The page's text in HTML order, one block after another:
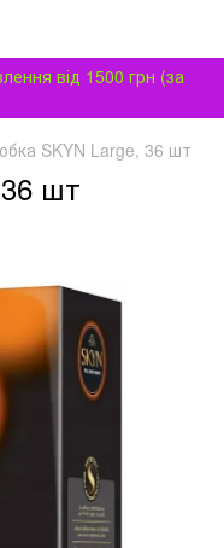
від 1500 грн (за
SKYN Large, 36 шт
шт